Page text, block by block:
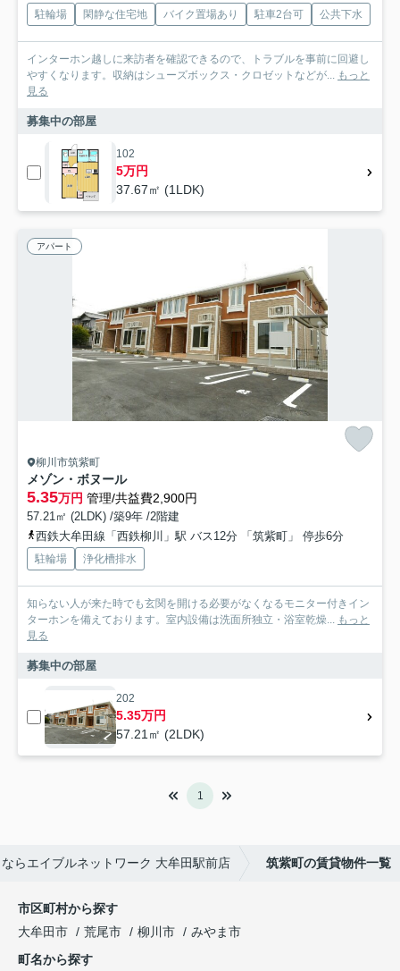
駐輪場 閑静な住宅地 バイク置場あり 駐車2台可 公共下水
インターホン越しに来訪者を確認できるので、トラブルを事前に回避し
やすくなります。収納はシューズボックス・クロゼットなどが... もっと
見る
募集中の部屋
102
5万円
37.67㎡ (1LDK)
アパート
柳川市筑紫町
メゾン・ボヌール
5.35万円 管理/共益費2,900円
57.21㎡ (2LDK) /築9年 /2階建
西鉄大牟田線「西鉄柳川」駅 バス12分 「筑紫町」 停歩6分
駐輪場 浄化槽排水
知らない人が来た時でも玄関を開ける必要がなくなるモニター付きイン
ターホンを備えております。室内設備は洗面所独立・浴室乾燥... もっと
見る
募集中の部屋
202
5.35万円
57.21㎡ (2LDK)
1
らエイブルネットワーク 大牟田駅前店 筑紫町の賃貸物件一覧
市区町村から探す
大牟田市
荒尾市 柳川市
みやま市
町名から探す